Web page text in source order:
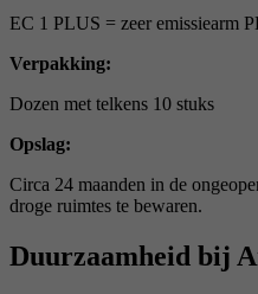
EC 1 PLUS = zeer emissiearm
Verpakking:
Dozen met telkens 10 stuks
Opslag:
Circa 24 maanden in de
droge ruimtes te bewaren.
Duurzaamheid bij